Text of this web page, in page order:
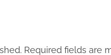
Required fields are